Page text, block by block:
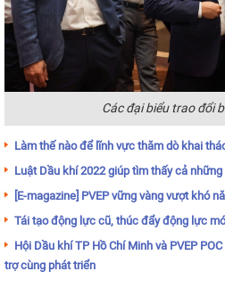
Các đại biểu trao đổi
Làm thế nào để lĩnh vực thăm dò khai
Luật Dầu khí 2022 giúp tìm thấy cả những
[E-magazine] PVEP vững vàng vượt khó
Tái tạo động lực cũ, thúc đẩy động lực
Hội Dầu khí TP Hồ Chí Minh và PVEP
trợ cùng phát triển